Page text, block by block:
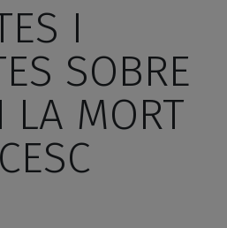
I
SOBRE
LA MORT